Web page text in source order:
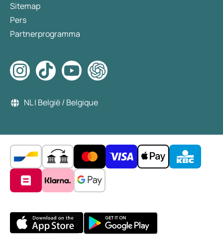
Sitemap
Pers
Partnerprogramma
NL | België / Belgique